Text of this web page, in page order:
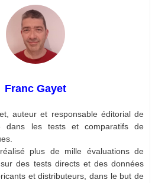
Franc Gayet
auteur et responsable éditorial de
dans les tests et comparatifs de
plus de mille évaluations de
des tests directs et des données
et distributeurs, dans le but de